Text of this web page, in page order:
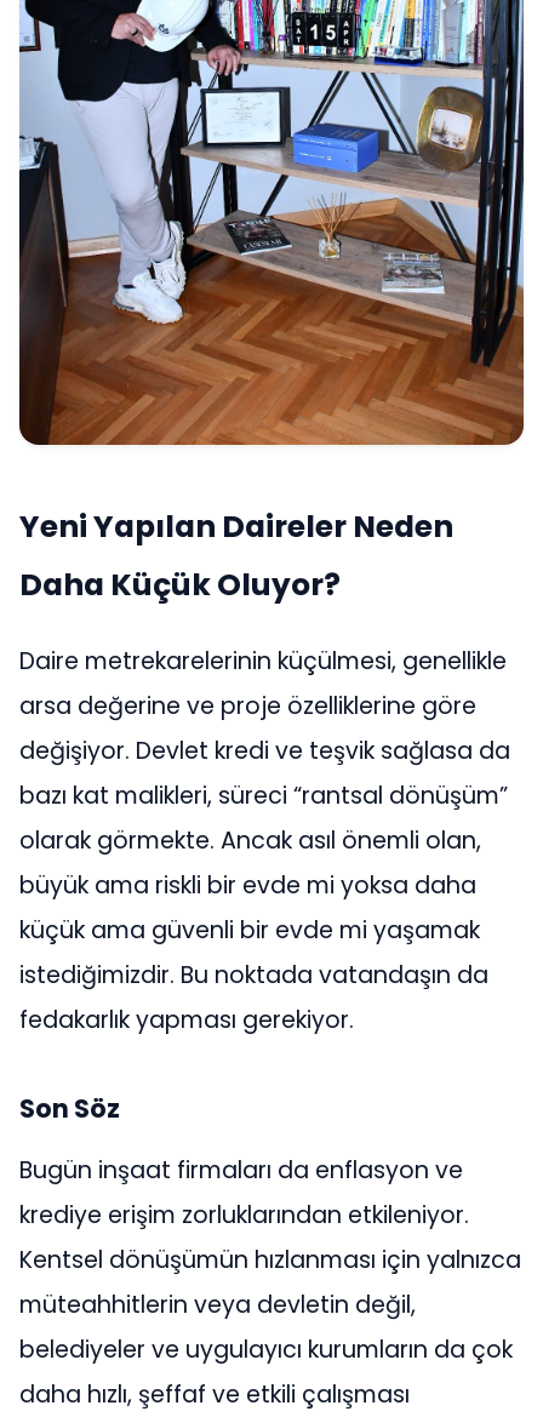
Yeni Yapılan Daireler Neden
Daha Küçük Oluyor?
Daire metrekarelerinin küçülmesi, genellikle
arsa değerine ve proje özelliklerine göre
değişiyor. Devlet kredi ve teşvik sağlasa da
bazı kat malikleri, süreci “rantsal dönüşüm”
olarak görmekte. Ancak asıl önemli olan,
büyük ama riskli bir evde mi yoksa daha
küçük ama güvenli bir evde mi yaşamak
istediğimizdir. Bu noktada vatandaşın da
fedakarlık yapması gerekiyor.
Son Söz
Bugün inşaat firmaları da enflasyon ve
krediye erişim zorluklarından etkileniyor.
Kentsel dönüşümün hızlanması için yalnızca
müteahhitlerin veya devletin değil,
belediyeler ve uygulayıcı kurumların da çok
daha hızlı, şeffaf ve etkili çalışması